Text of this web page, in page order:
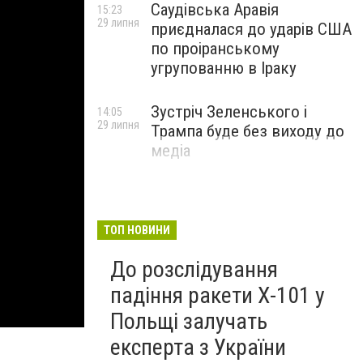
Саудівська Аравія
приєдналася до ударів США
по проіранському
угрупованню в Іраку
15:23
29 липня
Зустріч Зеленського і
Трампа буде без виходу до
медіа
14:05
29 липня
ТОП НОВИНИ
До розслідування
падіння ракети Х-101 у
Польщі залучать
експерта з України